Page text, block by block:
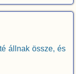
állnak össze, és